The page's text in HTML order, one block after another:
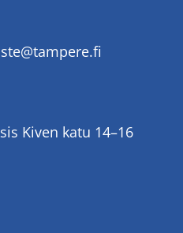
Kiven katu 14–16